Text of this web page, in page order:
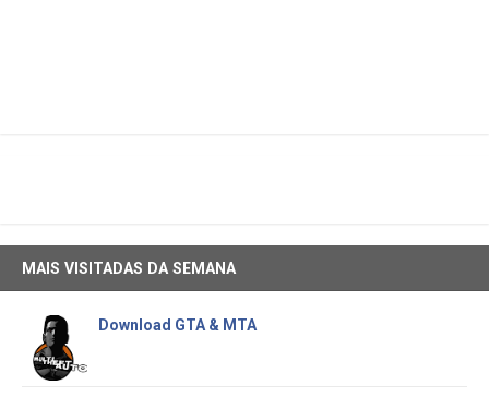
MAIS VISITADAS DA SEMANA
Download GTA & MTA